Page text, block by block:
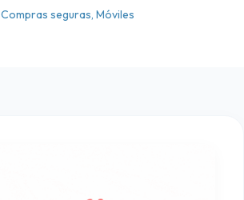
Compras seguras, Móviles